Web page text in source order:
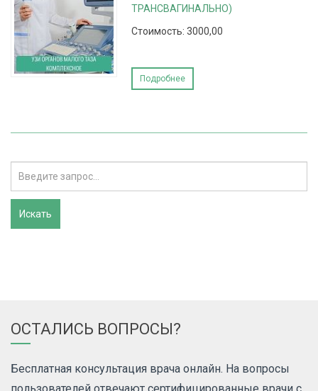
ТРАНСВАГИНАЛЬНО)
Стоимость: 3000,00
Подробнее
ОСТАЛИСЬ ВОПРОСЫ?
Бесплатная консультация врача онлайн. На вопросы
пользователей отвечают сертифицированные врачи с